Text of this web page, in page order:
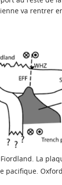
va rentrer
La
pacifique.